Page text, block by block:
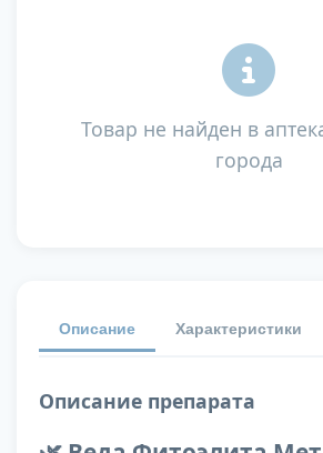
Товар не найден в
города
Описание Характеристики
Описание препарата